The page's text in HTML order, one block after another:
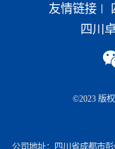
友情链接
四川
©2023 版